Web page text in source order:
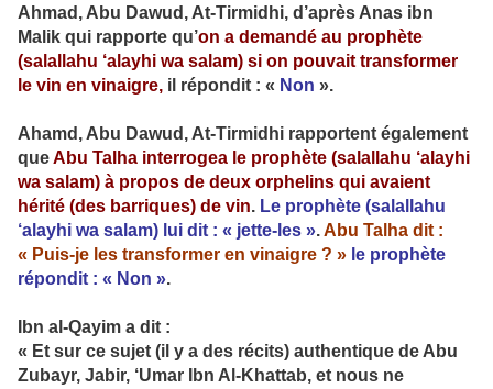
Ahmad, Abu Dawud, At-Tirmidhi, d’après Anas ibn
Malik qui rapporte qu’on a demandé au prophète
(salallahu ‘alayhi wa salam) si on pouvait transformer
le vin en vinaigre, il répondit : « Non ».
Ahamd, Abu Dawud, At-Tirmidhi rapportent également
queAbu Talha interrogea le prophète (salallahu ‘alayhi
wa salam) à propos de deux orphelins qui avaient
hérité (des barriques) de vin. Le prophète (salallahu
‘alayhi wa salam) lui dit : « jette-les ».Abu Talha dit :
« Puis-je les transformer en vinaigre ? » le prophète
répondit : « Non ».
Ibn al-Qayim a dit :
« Et sur ce sujet (il y a des récits) authentique de Abu
Zubayr, Jabir, ‘Umar Ibn Al-Khattab, et nous ne